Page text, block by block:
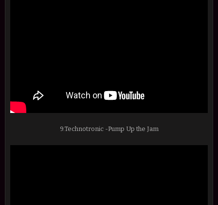
9.Technotronic -Pump Up the Jam